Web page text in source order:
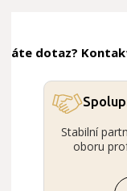
Máte dotaz?
Stabilní
oboru